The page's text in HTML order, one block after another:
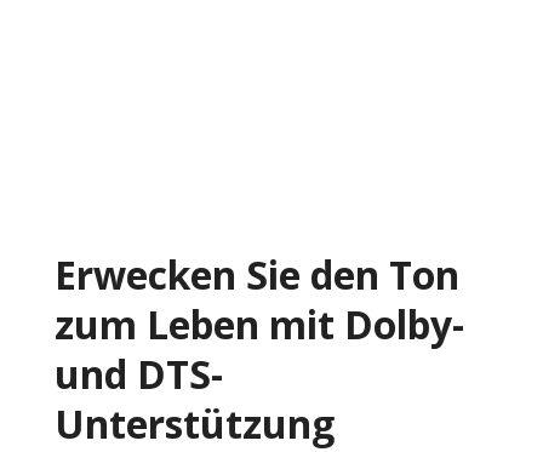
Erwecken Sie den Ton
zum Leben mit Dolby-
und DTS-
Unterstützung